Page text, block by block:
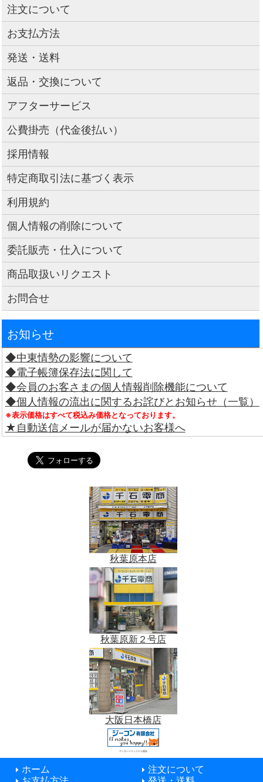
注文について
お支払方法
発送・送料
返品・交換について
アフターサービス
公費掛売（代金後払い）
採用情報
特定商取引法に基づく表示
利用規約
個人情報の削除について
委託販売・仕入について
商品取扱いリクエスト
お問合せ
お知らせ
◆中東情勢の影響について
◆電子帳簿保存法に関して
◆会員のお客さまの個人情報削除機能について
◆個人情報の流出に関するお詫びとお知らせ（一覧）
※表示価格はすべて税込み価格となっております。
★自動送信メールが届かないお客様へ
秋葉原本店
秋葉原新２号店
大阪日本橋店
データベースシステム開発
ホーム
注文について